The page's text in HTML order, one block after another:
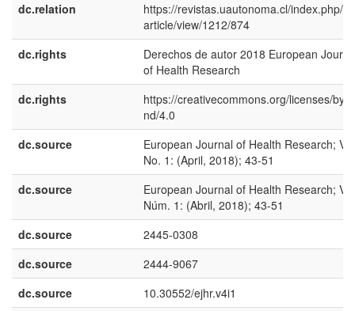
dc.relation
https://revistas.uautonoma.cl/index.php/
article/view/1212/874
dc.rights
Derechos de autor 2018 European
of Health Research
dc.rights
https://creativecommons.org/licenses/by-
nd/4.0
dc.source
European Journal of Health Research;
No. 1: (April, 2018); 43-51
dc.source
European Journal of Health Research;
Núm. 1: (Abril, 2018); 43-51
dc.source
2445-0308
dc.source
2444-9067
dc.source
10.30552/ejhr.v4i1